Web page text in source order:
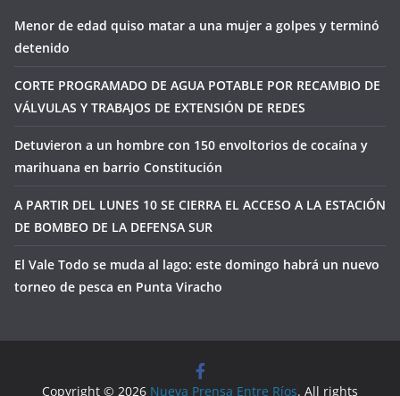
Menor de edad quiso matar a una mujer a golpes y terminó
detenido
CORTE PROGRAMADO DE AGUA POTABLE POR RECAMBIO DE
VÁLVULAS Y TRABAJOS DE EXTENSIÓN DE REDES
Detuvieron a un hombre con 150 envoltorios de cocaína y
marihuana en barrio Constitución
A PARTIR DEL LUNES 10 SE CIERRA EL ACCESO A LA ESTACIÓN
DE BOMBEO DE LA DEFENSA SUR
El Vale Todo se muda al lago: este domingo habrá un nuevo
torneo de pesca en Punta Viracho
Copyright © 2026 Nueva Prensa Entre Ríos. All rights